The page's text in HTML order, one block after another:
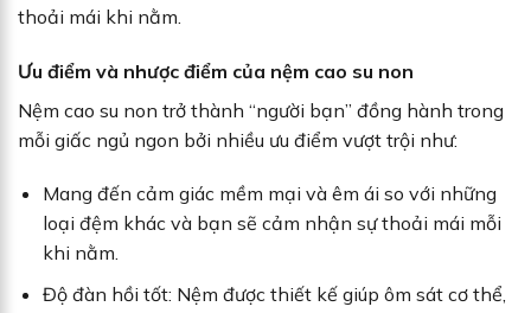
thoải mái khi nằm.
Ưu điểm và nhược điểm của nệm cao su non
Nệm cao su non trở thành “người bạn” đồng hành trong
mỗi giấc ngủ ngon bởi nhiều ưu điểm vượt trội như:
Mang đến cảm giác mềm mại và êm ái so với những
loại đệm khác và bạn sẽ cảm nhận sự thoải mái mỗi
khi nằm.
Độ đàn hồi tốt: Nệm được thiết kế giúp ôm sát cơ thể,